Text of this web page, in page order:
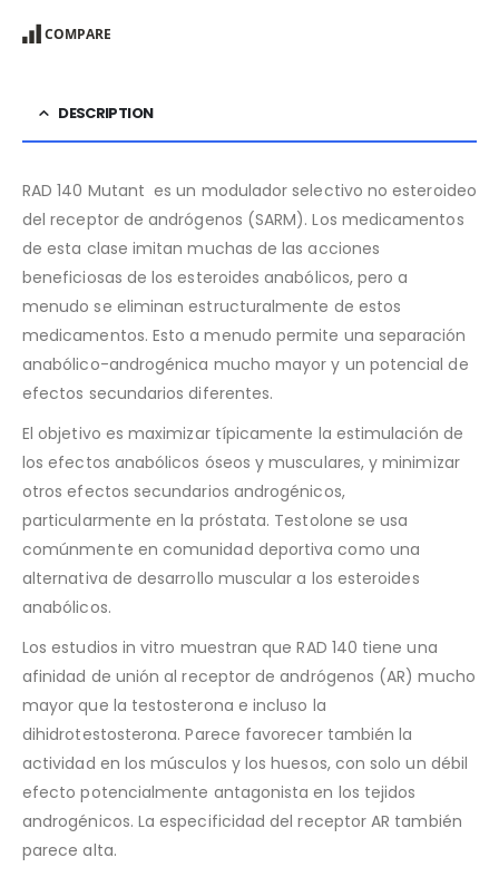
COMPARE
DESCRIPTION
RAD 140 Mutant es un modulador selectivo no esteroideo
del receptor de andrógenos (SARM). Los medicamentos
de esta clase imitan muchas de las acciones
beneficiosas de los esteroides anabólicos, pero a
menudo se eliminan estructuralmente de estos
medicamentos. Esto a menudo permite una separación
anabólico-androgénica mucho mayor y un potencial de
efectos secundarios diferentes.
El objetivo es maximizar típicamente la estimulación de
los efectos anabólicos óseos y musculares, y minimizar
otros efectos secundarios androgénicos,
particularmente en la próstata. Testolone se usa
comúnmente en comunidad deportiva como una
alternativa de desarrollo muscular a los esteroides
anabólicos.
Los estudios in vitro muestran que RAD 140 tiene una
afinidad de unión al receptor de andrógenos (AR) mucho
mayor que la testosterona e incluso la
dihidrotestosterona. Parece favorecer también la
actividad en los músculos y los huesos, con solo un débil
efecto potencialmente antagonista en los tejidos
androgénicos. La especificidad del receptor AR también
parece alta.